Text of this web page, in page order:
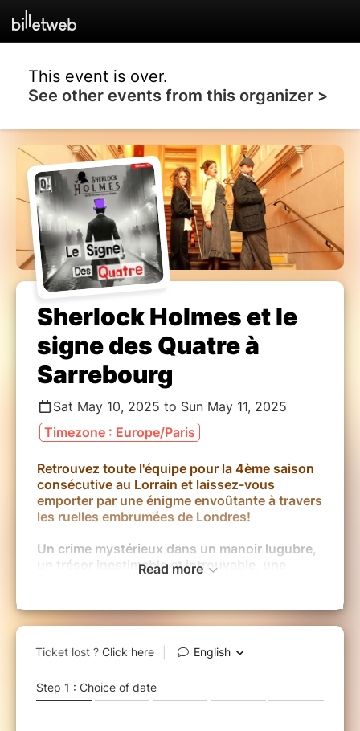
This event is over.
See other events from this organizer >
Sherlock Holmes et le
signe des Quatre à
Sarrebourg
Sat May 10, 2025 to Sun May 11, 2025
Timezone : Europe/Paris
Retrouvez toute l'équipe pour la 4ème saison
consécutive au Lorrain et laissez-vous
emporter par une énigme envoûtante à travers
les ruelles embrumées de Londres!
Un crime mystérieux dans un manoir lugubre,
un trésor inestimable et introuvable, une
la jambe de bois…et le signe des quatre.
Suivez un drôle de trio dans cette aventure
étrangement hilarante à travers le Londres du
XIXème siècle!
Une comédie moderne à l’humour british qui
Read more